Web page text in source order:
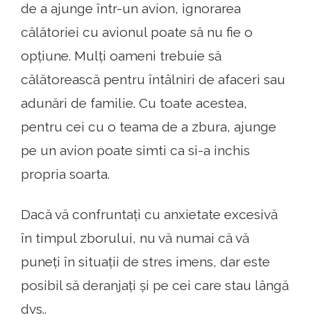
de a ajunge într-un avion, ignorarea
călătoriei cu avionul poate să nu fie o
opțiune. Mulți oameni trebuie să
călătorească pentru întâlniri de afaceri sau
adunări de familie. Cu toate acestea,
pentru cei cu o teama de a zbura, ajunge
pe un avion poate simti ca si-a inchis
propria soarta.
Dacă vă confruntați cu anxietate excesivă
în timpul zborului, nu vă numai că vă
puneți în situații de stres imens, dar este
posibil să deranjați și pe cei care stau lângă
dvs..